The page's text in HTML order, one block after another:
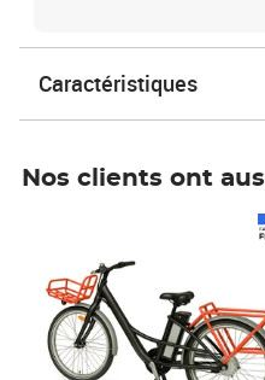
Caractéristiques
Nos clients ont